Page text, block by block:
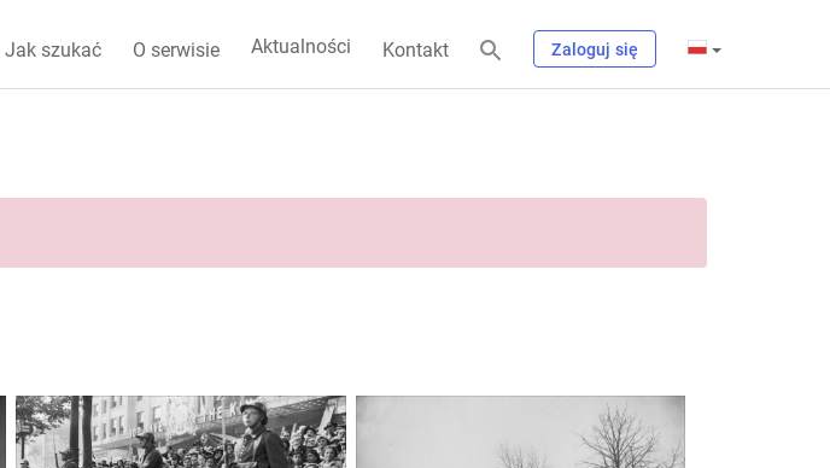
Jak szukać O serwisie Aktualności Kontakt Zaloguj się